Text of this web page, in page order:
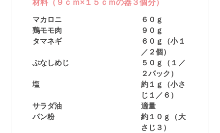
材料（９ｃｍ×１５ｃｍの器３個分）
マカロニ
６０ｇ
鶏モモ肉
９０ｇ
タマネギ
６０ｇ（小１
／２個）
ぶなしめじ
５０ｇ（１／
２パック）
塩
約１ｇ（小さ
じ１／６）
サラダ油
適量
パン粉
約１０ｇ（大
さじ３）